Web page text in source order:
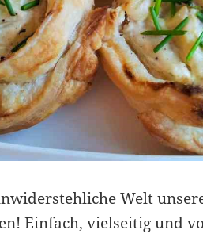
Welt
Einfach, vielseitig und